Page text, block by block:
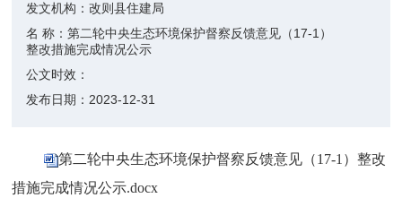
发文机构：改则县住建局
名 称：第二轮中央生态环境保护督察反馈意见（17-1）
整改措施完成情况公示
公文时效：
发布日期： 2023-12-31
第二轮中央生态环境保护督察反馈意见（17-1）整改
措施完成情况公示.docx